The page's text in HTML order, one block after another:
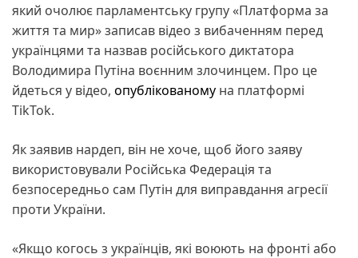
який очолює парламентську групу «Платформа за
життя та мир» записав відео з вибаченням перед
українцями та назвав російського диктатора
Володимира Путіна воєнним злочинцем. Про це
йдеться у відео, опублікованому на платформі
TikTok.
Як заявив нардеп, він не хоче, щоб його заяву
використовували Російська Федерація та
безпосередньо сам Путін для виправдання агресії
проти України.
«Якщо когось з українців, які воюють на фронті або